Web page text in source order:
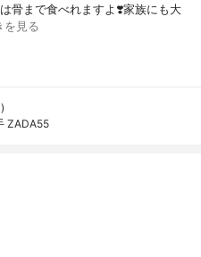
骨まで食べれますよ❣️家族にも大
を見る
ZADA55